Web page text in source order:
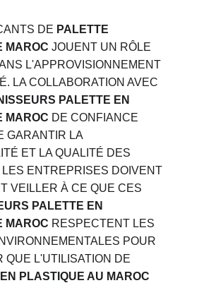
DE PALETTE
MAROC JOUENT UN RÔLE
L'APPROVISIONNEMENT
LA COLLABORATION AVEC
PALETTE EN
MAROC DE CONFIANCE
GARANTIR LA
ET LA QUALITÉ DES
LES ENTREPRISES DOIVENT
VEILLER À CE QUE CES
PALETTE EN
MAROC RESPECTENT LES
POUR
QUE L'UTILISATION DE
PLASTIQUE AU MAROC